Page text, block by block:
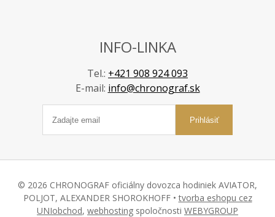
INFO-LINKA
Tel.: +421 908 924 093
E-mail: info@chronograf.sk
Prihlásiť
© 2026 CHRONOGRAF oficiálny dovozca hodiniek AVIATOR,
POLJOT, ALEXANDER SHOROKHOFF •tvorba eshopu cez
UNIobchod, webhosting spoločnosti WEBYGROUP